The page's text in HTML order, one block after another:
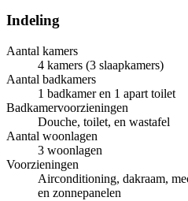
Indeling
Aantal kamers
4 kamers (3 slaapkamers)
Aantal badkamers
1 badkamer en 1 apart toilet
Badkamervoorzieningen
Douche, toilet, en wastafel
Aantal woonlagen
3 woonlagen
Voorzieningen
Airconditioning, dakraam,
en zonnepanelen